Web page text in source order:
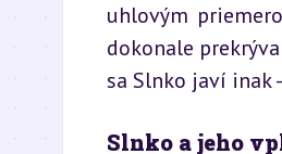
uhlovým
dokonale
sa Slnko javí inak
Slnko a jeho